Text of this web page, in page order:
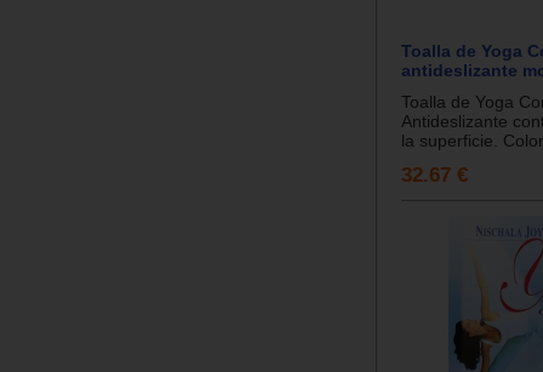
Toalla de Yoga
antideslizante
Toalla de Yoga
Antideslizante
la superficie.
32.67 €